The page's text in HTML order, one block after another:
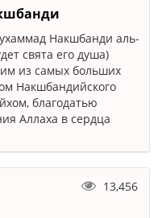
Накшбанди аль-
свята его душа)
из самых больших
Накшбандийского
благодатью
Аллаха в сердца
13,456